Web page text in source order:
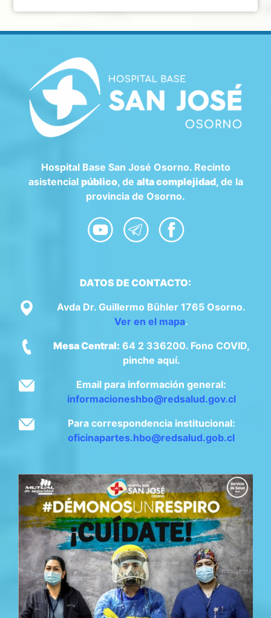
Hospital Base San José Osorno. Recinto
asistencial público, de alta complejidad, de la
provincia de Osorno.
DATOS DE CONTACTO:
Avda Dr. Guillermo Bühler 1765 Osorno.
Ver en el mapa.
Mesa Central: 64 2 336200. Fono COVID,
pinche aquí.
Email para información general:
informacioneshbo@redsalud.gov.cl
Para correspondencia institucional:
oficinapartes.hbo@redsalud.gob.cl